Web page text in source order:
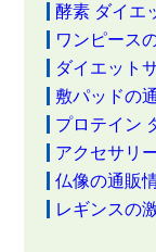
酵素 ダイエ
ワンピース
ダイエット
敷パッドの
プロテイン
アクセサリ
仏像の通販
レギンスの